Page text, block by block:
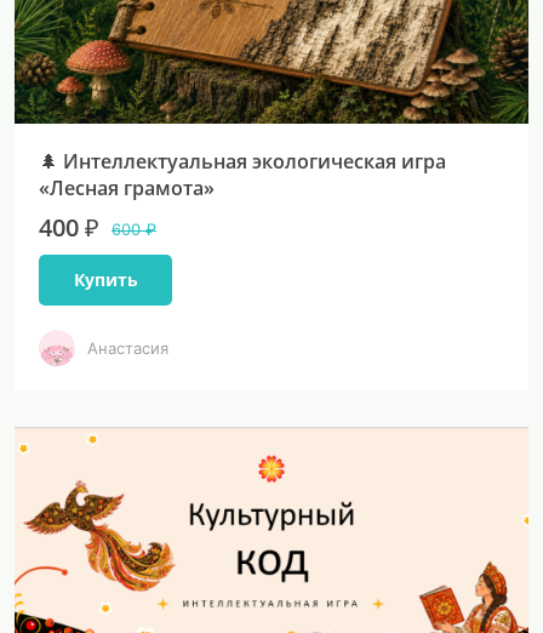
🌲 Интеллектуальная экологическая игра
«Лесная грамота»
400 ₽ 600 ₽
Купить
Анастасия